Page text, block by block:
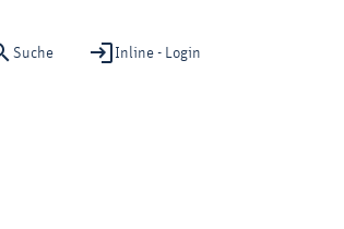
Suche Inline - Login